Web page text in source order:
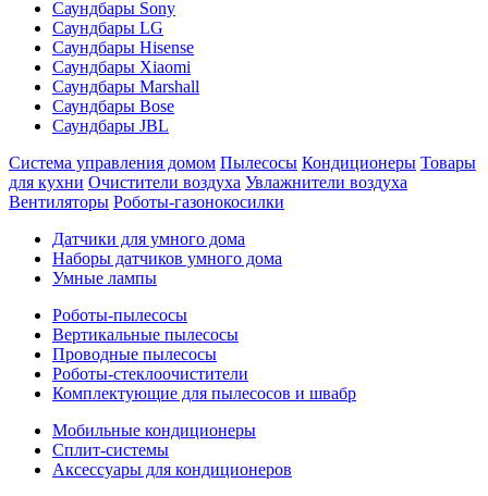
Саундбары Sony
Саундбары LG
Саундбары Hisense
Саундбары Xiaomi
Саундбары Marshall
Саундбары Bose
Саундбары JBL
Система управления домом Пылесосы Кондиционеры Товары
для кухни Очистители воздуха Увлажнители воздуха
Вентиляторы Роботы-газонокосилки
Датчики для умного дома
Наборы датчиков умного дома
Умные лампы
Роботы-пылесосы
Вертикальные пылесосы
Проводные пылесосы
Роботы-стеклоочистители
Комплектующие для пылесосов и швабр
Мобильные кондиционеры
Сплит-системы
Аксессуары для кондиционеров